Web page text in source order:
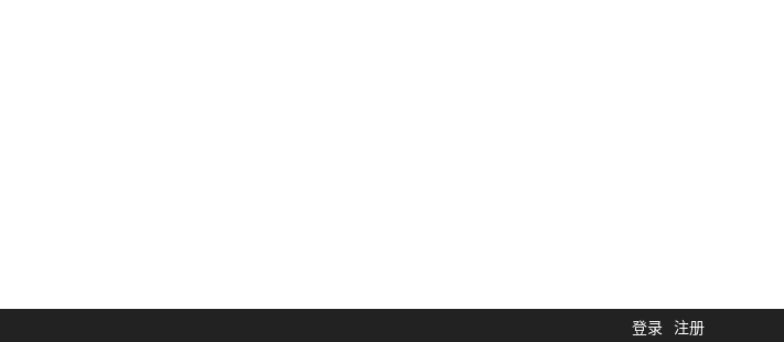
登录 注册